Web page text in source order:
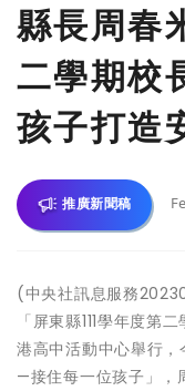
縣長周春
二學期校
孩子打造
推廣新聞稿
(中央社訊息服務
「屏東縣111學年度第
港高中活動中心舉行
—接住每一位孩子」，